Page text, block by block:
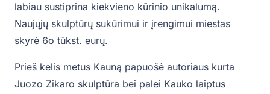
labiau sustiprina kiekvieno kūrinio unikalumą.
Naujųjų skulptūrų sukūrimui ir įrengimui miestas
skyrė 6o tūkst. eurų.
Prieš kelis metus Kauną papuošė autoriaus kurta
Juozo Zikaro skulptūra bei palei Kauko laiptus